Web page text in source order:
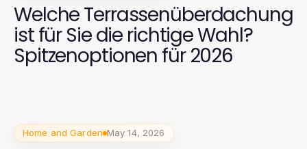
Welche Terrassenüberdachung
ist für Sie die richtige Wahl?
Spitzenoptionen für 2026
Home and Garden May 14, 2026